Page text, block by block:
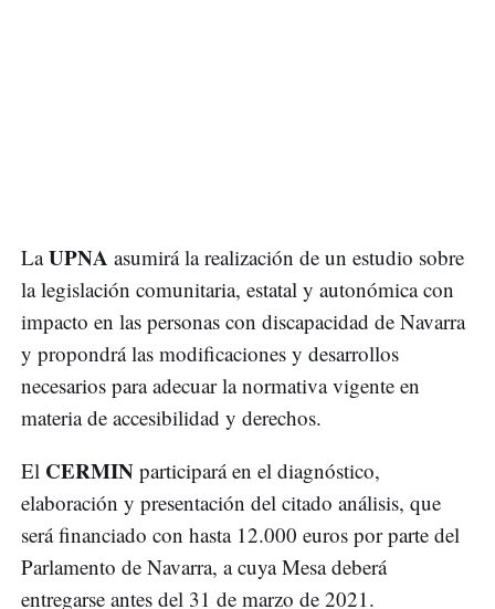
LaUPNA asumirá la realización de un estudio sobre
la legislación comunitaria, estatal y autonómica con
impacto en las personas con discapacidad de Navarra
y propondrá las modificaciones y desarrollos
necesarios para adecuar la normativa vigente en
materia de accesibilidad y derechos.
El CERMIN participará en el diagnóstico,
elaboración y presentación del citado análisis, que
será financiado con hasta 12.000 euros por parte del
Parlamento de Navarra, a cuya Mesa deberá
entregarse antes del 31 de marzo de 2021.